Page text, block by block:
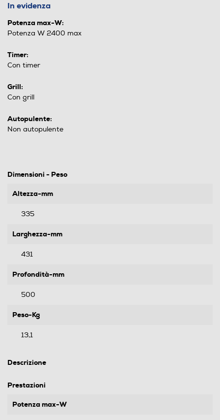
In evidenza
Potenza max-W:
Potenza W 2400 max
Timer:
Con timer
Grill:
Con grill
Autopulente:
Non autopulente
Dimensioni - Peso
Altezza-mm
335
Larghezza-mm
431
Profondità-mm
500
Peso-Kg
13,1
Descrizione
Prestazioni
Potenza max-W